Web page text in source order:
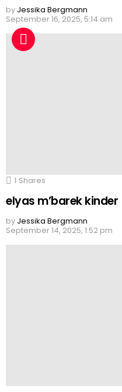
by Jessika Bergmann
September 16, 2025, 5:14 am
1 Shares
elyas m’barek kinder
by Jessika Bergmann
September 14, 2025, 1:52 pm